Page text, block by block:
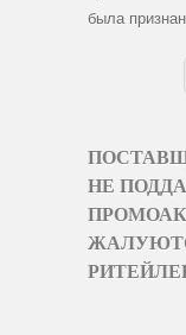
была
НЕ